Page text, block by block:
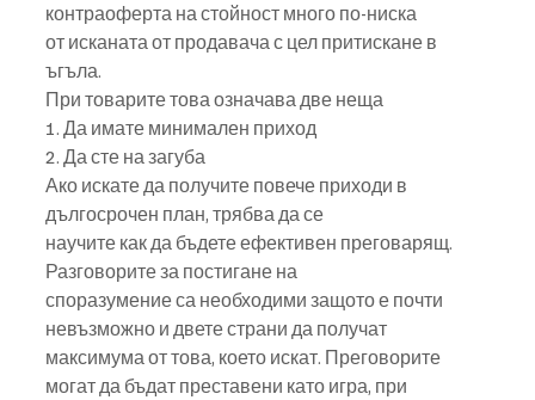
контраоферта на стойност много по-ниска
от исканата от продавача с цел притискане в
ъгъла.
При товарите това означава две неща
1. Да имате минимален приход
2. Да сте на загуба
Ако искате да получите повече приходи в
дългосрочен план, трябва да се
научите как да бъдете ефективен преговарящ.
Разговорите за постигане на
споразумение са необходими защото е почти
невъзможно и двете страни да получат
максимума от това, което искат. Преговорите
могат да бъдат преставени като игра, при